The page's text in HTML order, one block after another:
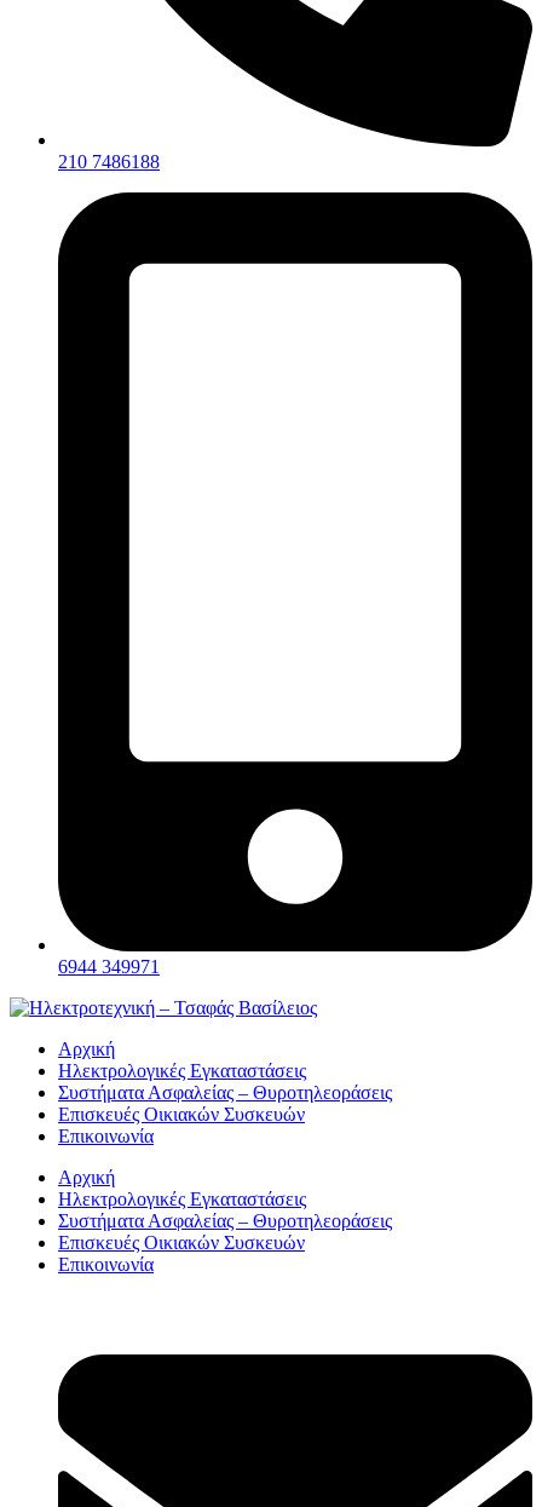
210 7486188
6944 349971
Αρχική
Ηλεκτρολογικές Εγκαταστάσεις
Συστήματα Ασφαλείας – Θυροτηλεοράσεις
Επισκευές Οικιακών Συσκευών
Επικοινωνία
Αρχική
Ηλεκτρολογικές Εγκαταστάσεις
Συστήματα Ασφαλείας – Θυροτηλεοράσεις
Επισκευές Οικιακών Συσκευών
Επικοινωνία